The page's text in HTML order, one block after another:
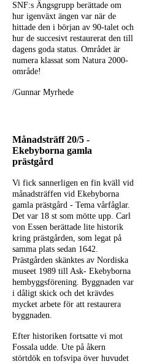
SNF:s Ängsgrupp berättade om
hur igenväxt ängen var när de
hittade den i början av 90-talet och
hur de succesivt restaurerat den till
dagens goda status. Området är
numera klassat som Natura 2000-
område!
/Gunnar Myrhede
Månadsträff 20/5 -
Ekebyborna gamla
prästgård
Vi fick sannerligen en fin kväll vid
månadsträffen vid Ekebyborna
gamla prästgård - Tema vårfåglar.
Det var 18 st som mötte upp. Carl
von Essen berättade lite historik
kring prästgården, som legat på
samma plats sedan 1642.
Prästgården skänktes av Nordiska
museet 1989 till Ask- Ekebyborna
hembyggsförening. Byggnaden var
i dåligt skick och det krävdes
mycket arbete för att restaurera
byggnaden.
Efter historiken fortsatte vi mot
Fossala udde. Ute på åkern
störtdök en tofsvipa över huvudet